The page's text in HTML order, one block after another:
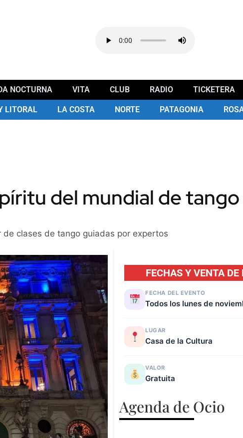
NOCTURNA VITA CLUB RADIO TICKETERA
LITORAL LA COSTA NORTE PATAGONIA
del mundial de tango
clases de tango guiadas por expertos
FECHAS Y VENTA DE
FECHA DEL EVENTO
Todos los lunes de
LUGAR
Casa de la Cultura
VALOR
Gratuita
Agenda de Ocio